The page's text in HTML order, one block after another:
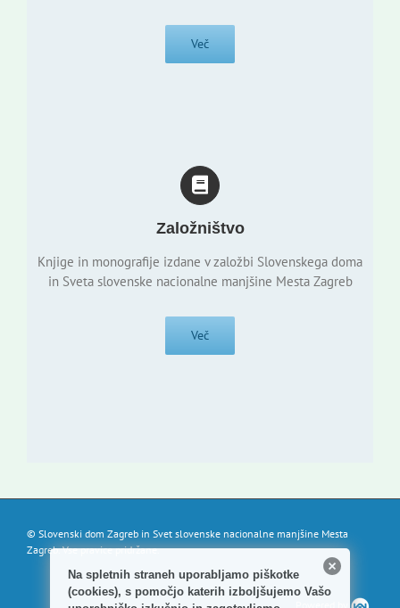
Več
Založništvo
Knjige in monografije izdane v založbi Slovenskega doma
in Sveta slovenske nacionalne manjšine Mesta Zagreb
Več
© Slovenski dom Zagreb in Svet slovenske nacionalne manjšine Mesta
Zagreb. Vse pravice pridržane.
Na spletnih straneh uporabljamo piškotke
(cookies), s pomočjo katerih izboljšujemo Vašo